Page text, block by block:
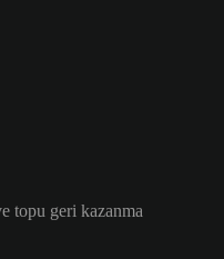
topu geri kazanma